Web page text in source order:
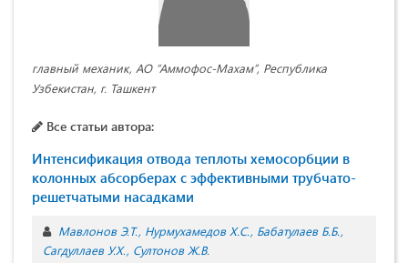
главный механик, АО “Аммофос-Махам”, Республика
Узбекистан, г. Ташкент
Все статьи автора:
Интенсификация отвода теплоты хемосорбции в
колонных абсорберах с эффективными трубчато-
решетчатыми насадками
Мавлонов Э.Т. Нурмухамедов Х.С. Бабатулаев Б.Б.
Сагдуллаев У.Х. Султонов Ж.В.